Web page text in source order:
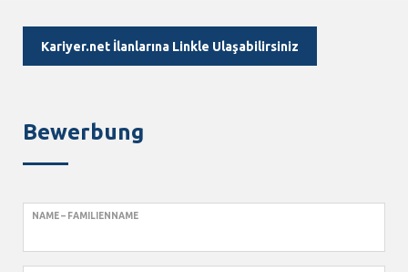
Kariyer.net İlanlarına Linkle Ulaşabilirsiniz
Bewerbung
NAME – FAMILIENNAME